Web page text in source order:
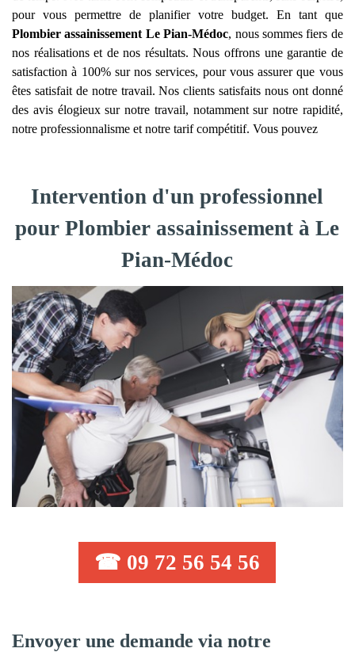
pour vous permettre de planifier votre budget. En tant que
Plombier assainissement Le Pian-Médoc, nous sommes fiers de
nos réalisations et de nos résultats. Nous offrons une garantie de
satisfaction à 100% sur nos services, pour vous assurer que vous
êtes satisfait de notre travail. Nos clients satisfaits nous ont donné
des avis élogieux sur notre travail, notamment sur notre rapidité,
notre professionnalisme et notre tarif compétitif. Vous pouvez
Intervention d'un professionnel
pour Plombier assainissement à Le
Pian-Médoc
☎ 09 72 56 54 56
Envoyer une demande via notre